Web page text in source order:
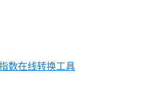
数在线转换工具